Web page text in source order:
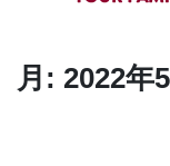
月: 2022年